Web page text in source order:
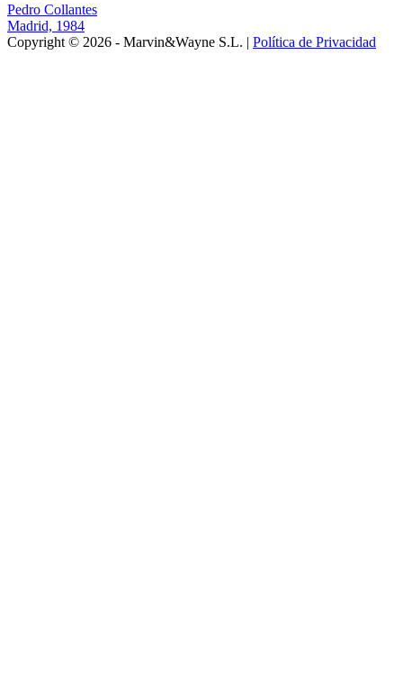
Pedro Collantes
Madrid, 1984
Copyright © 2026 - Marvin&Wayne S.L. | Política de Privacidad